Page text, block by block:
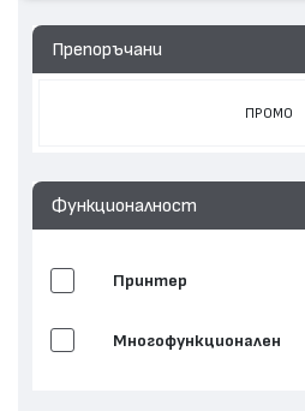
Препоръчани
ПРОМО
Функционалност
Принтер
Многофункционален